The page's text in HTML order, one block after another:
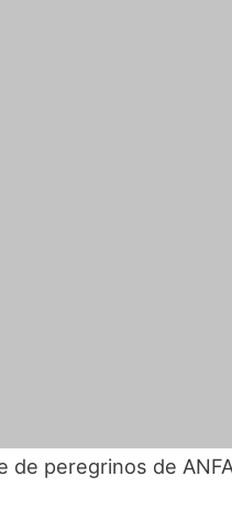
de peregrinos de